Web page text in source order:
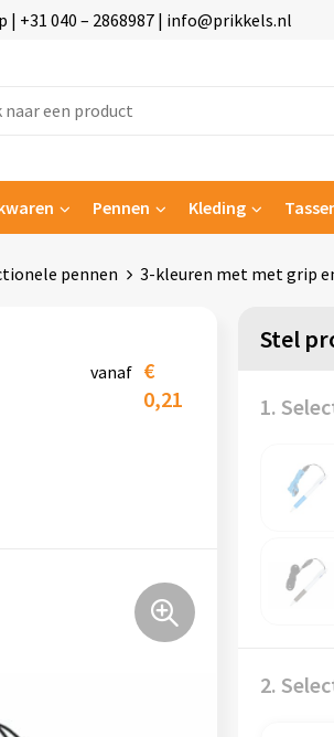
+31 040 – 2868987 | info@prikkels.nl
Pennen Kleding
pennen 3-kleuren met met grip
vanaf €
0,21
Stel
1.
2.